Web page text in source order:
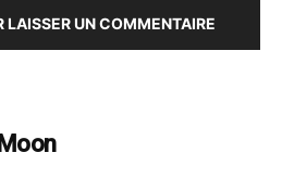
LAISSER UN COMMENTAIRE